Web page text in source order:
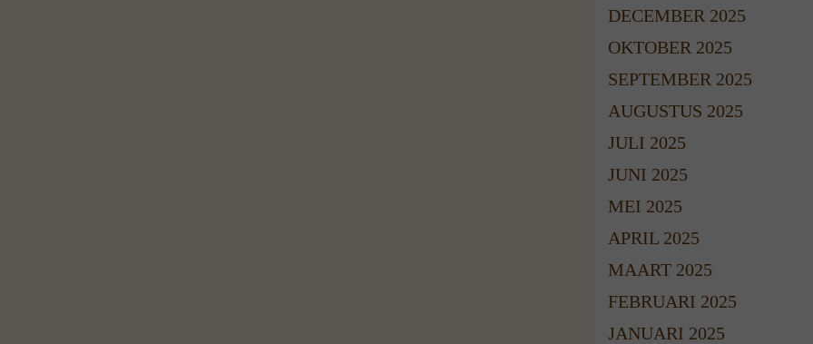
DECEMBER 2025
OKTOBER 2025
SEPTEMBER 2025
AUGUSTUS 2025
JULI 2025
JUNI 2025
MEI 2025
APRIL 2025
MAART 2025
FEBRUARI 2025
JANUARI 2025